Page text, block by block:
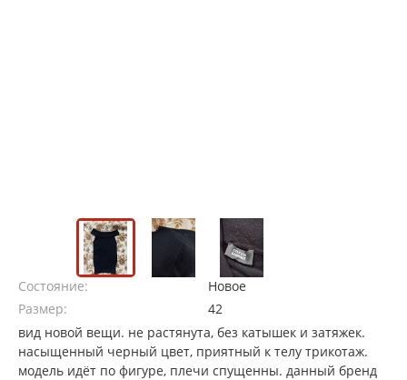
Состояние:
Новое
Размер:
42
вид новой вещи. не растянута, без катышек и затяжек.
насыщенный черный цвет, приятный к телу трикотаж.
модель идёт по фигуре, плечи спущенны. данный бренд